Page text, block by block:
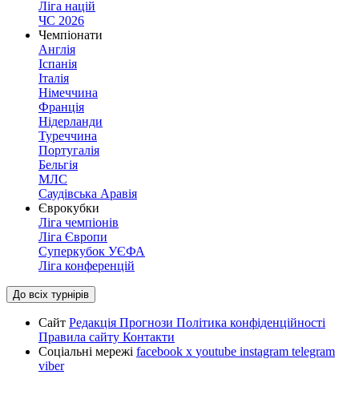
Ліга націй
ЧС 2026
Чемпіонати
Англія
Іспанія
Італія
Німеччина
Франція
Нідерланди
Туреччина
Португалія
Бельгія
МЛС
Саудівська Аравія
Єврокубки
Ліга чемпіонів
Ліга Європи
Суперкубок УЄФА
Ліга конференцій
До всіх турнірів
Сайт Редакція Прогнози Політика конфіденційності
Правила сайту Контакти
Соціальні мережі facebook x youtube instagram telegram
viber